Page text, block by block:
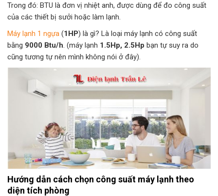
Trong đó: BTU là đơn vị nhiệt anh, được dùng để đo công suất
của các thiết bị sưởi hoặc làm lạnh.
Máy lạnh 1 ngựa (1HP) là gì? Là loại máy lạnh có công suất
bằng 9000 Btu/h . (máy lạnh 1.5Hp, 2.5Hp bạn tự suy ra do
cũng tương tự nên mình không nói ở đây).
Hướng dẫn cách chọn công suất máy lạnh theo
diện tích phòng